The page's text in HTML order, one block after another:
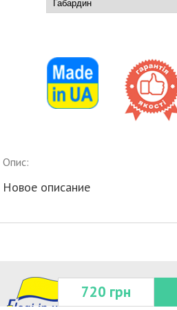
720 грн
Опис:
Новое описание